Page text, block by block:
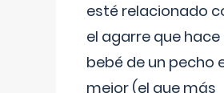
esté relacionado
el agarre que hace
bebé de un pecho
mejor (el que más